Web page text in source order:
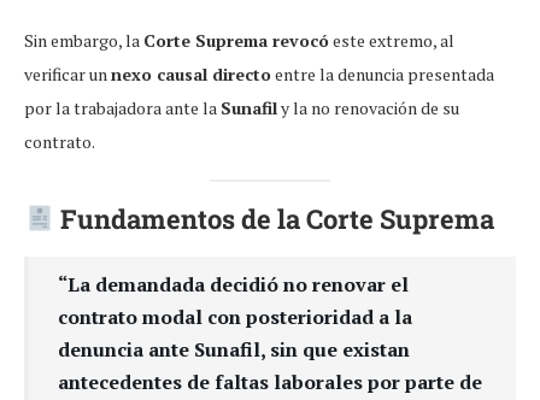
Sin embargo, la Corte Suprema revocóeste extremo, al
verificar unnexo causal directoentre la denuncia presentada
por la trabajadora ante la Sunafily la no renovación de su
contrato.
Fundamentos de la Corte Suprema
“La demandada decidió no renovar el
contrato modal con posterioridad a la
denuncia ante Sunafil, sin que existan
antecedentes de faltas laborales por parte de